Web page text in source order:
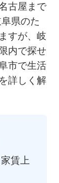
古屋まで
県のた
すが、岐
内で探せ
市で生活
詳しく解
賃上